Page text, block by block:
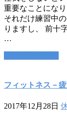
重要なことにな
それだけ練習中
りますし、 前十
…
フィットネス－
2017年12月28日